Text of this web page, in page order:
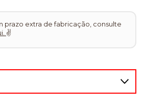
prazo extra de fabricação, consulte
✌